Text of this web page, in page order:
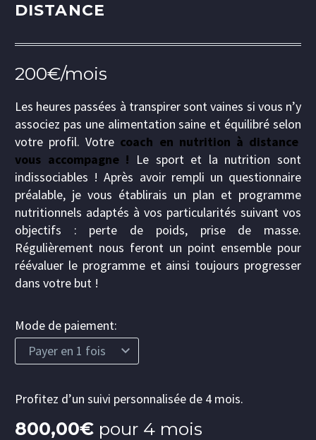
DISTANCE
200€/mois
Les heures passées à transpirer sont vaines si vous n’y
associez pas une alimentation saine et équilibré selon
votre profil. Votre coach en nutrition à distance
vous accompagne ! Le sport et la nutrition sont
indissociables ! Après avoir rempli un questionnaire
préalable, je vous établirais un plan et programme
nutritionnels adaptés à vos particularités suivant vos
objectifs : perte de poids, prise de masse.
Régulièrement nous feront un point ensemble pour
réévaluer le programme et ainsi toujours progresser
dans votre but !
Mode de paiement
Payer en 1 fois
Profitez d’un suivi personnalisée de 4 mois.
800,00€ pour 4 mois